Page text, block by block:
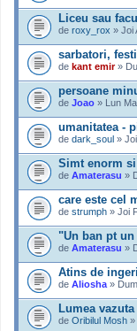
Liceu sau
de roxy_rox » Joi
sarbatori,
de kant emir»
persoane
de Joao » Lun
umanitatea -
de dark_soul »
Simt enorm
de Amaterasu »
care este cel
de strumph » Joi
"Un ban pt
de Amaterasu »
Atins de
de Aliosha »
Lumea
de Oribilul Mosh »